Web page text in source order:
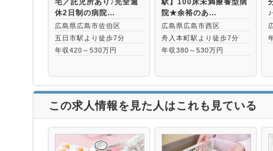
休2日制の病院…
広島県広島市佐伯区
五日市駅より徒歩7分
年収420～530万円
院★余裕のあ…
広島県広島市西区
舟入本町駅より徒歩7分
年収380～530万円
この求人情報を見た人はこれも見ている